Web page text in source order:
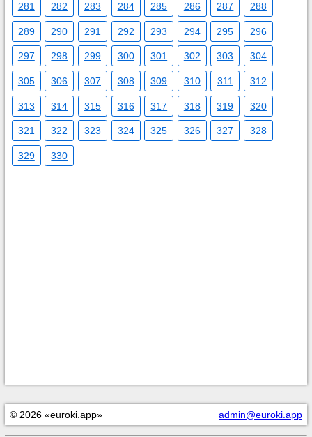
281 282 283 284 285 286 287 288
289 290 291 292 293 294 295 296
297 298 299 300 301 302 303 304
305 306 307 308 309 310 311 312
313 314 315 316 317 318 319 320
321 322 323 324 325 326 327 328
329 330
© 2026 «euroki.app» admin@euroki.app